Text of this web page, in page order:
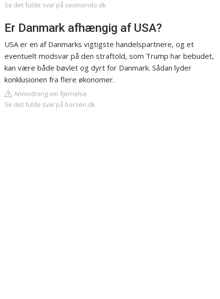
Se det fulde svar på seomondo.dk
Er Danmark afhængig af USA?
USA er en af Danmarks vigtigste handelspartnere, og et
eventuelt modsvar på den straftold, som Trump har bebudet,
kan være både bøvlet og dyrt for Danmark. Sådan lyder
konklusionen fra flere økonomer.
Anmodning om fjernelse
Se det fulde svar på borsen.dk